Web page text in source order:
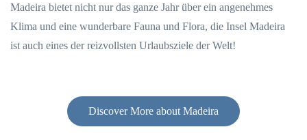
Madeira bietet nicht nur das ganze Jahr über ein angenehmes
Klima und eine wunderbare Fauna und Flora, die Insel Madeira
ist auch eines der reizvollsten Urlaubsziele der Welt!
Discover More about Madeira